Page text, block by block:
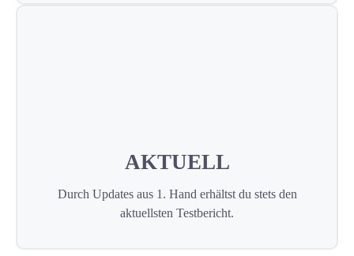
AKTUELL
Durch Updates aus 1. Hand erhältst du stets den
aktuellsten Testbericht.